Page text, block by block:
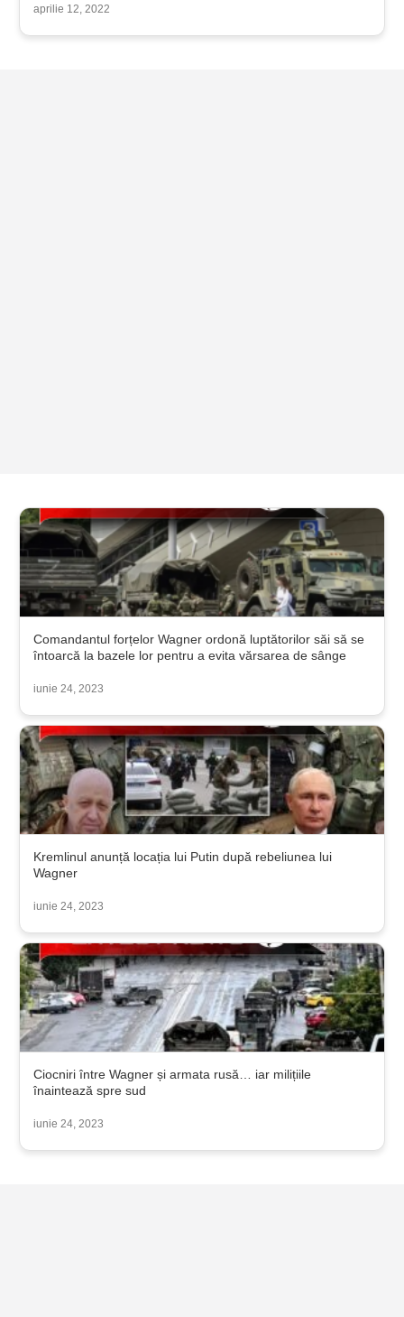
aprilie 12, 2022
Comandantul forțelor Wagner ordonă luptătorilor săi să se
întoarcă la bazele lor pentru a evita vărsarea de sânge
iunie 24, 2023
Kremlinul anunță locația lui Putin după rebeliunea lui
Wagner
iunie 24, 2023
Ciocniri între Wagner și armata rusă… iar milițiile
înaintează spre sud
iunie 24, 2023